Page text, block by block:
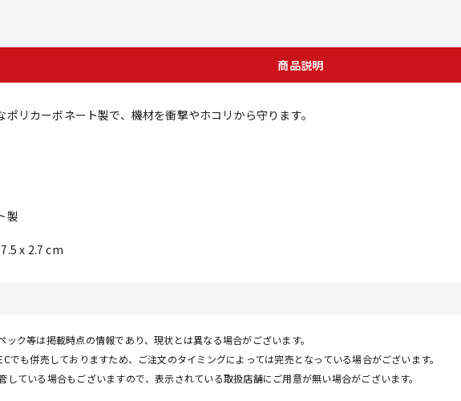
商品説明
リカーボネート製で、機材を衝撃やホコリから守ります。
製
x 2.7 cm
ク等は掲載時点の情報であり、現状とは異なる場合がございます。
でも併売しておりますため、ご注文のタイミングによっては完売となっている場合がございます。
ている場合もございますので、表示されている取扱店舗にご用意が無い場合がございます。